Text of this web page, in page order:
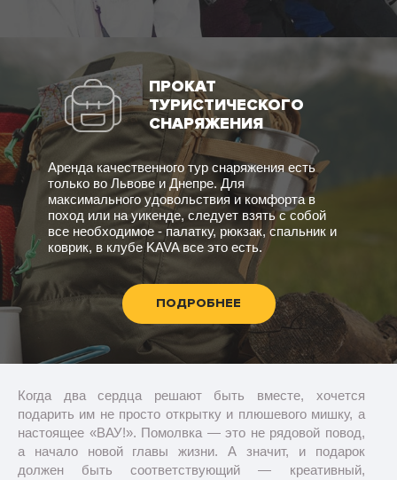
ПРОКАТ
ТУРИСТИЧЕСКОГО
СНАРЯЖЕНИЯ
Аренда качественного тур снаряжения есть
только во Львове и Днепре. Для
максимального удовольствия и комфорта в
поход или на уикенде, следует взять с собой
все необходимое - палатку, рюкзак, спальник и
коврик, в клубе KAVA все это есть.
ПОДРОБНЕЕ
Когда два сердца решают быть вместе, хочется
подарить им не просто открытку и плюшевого мишку, а
настоящее «ВАУ!». Помолвка — это не рядовой повод,
а начало новой главы жизни. А значит, и подарок
должен быть соответствующий — креативный,